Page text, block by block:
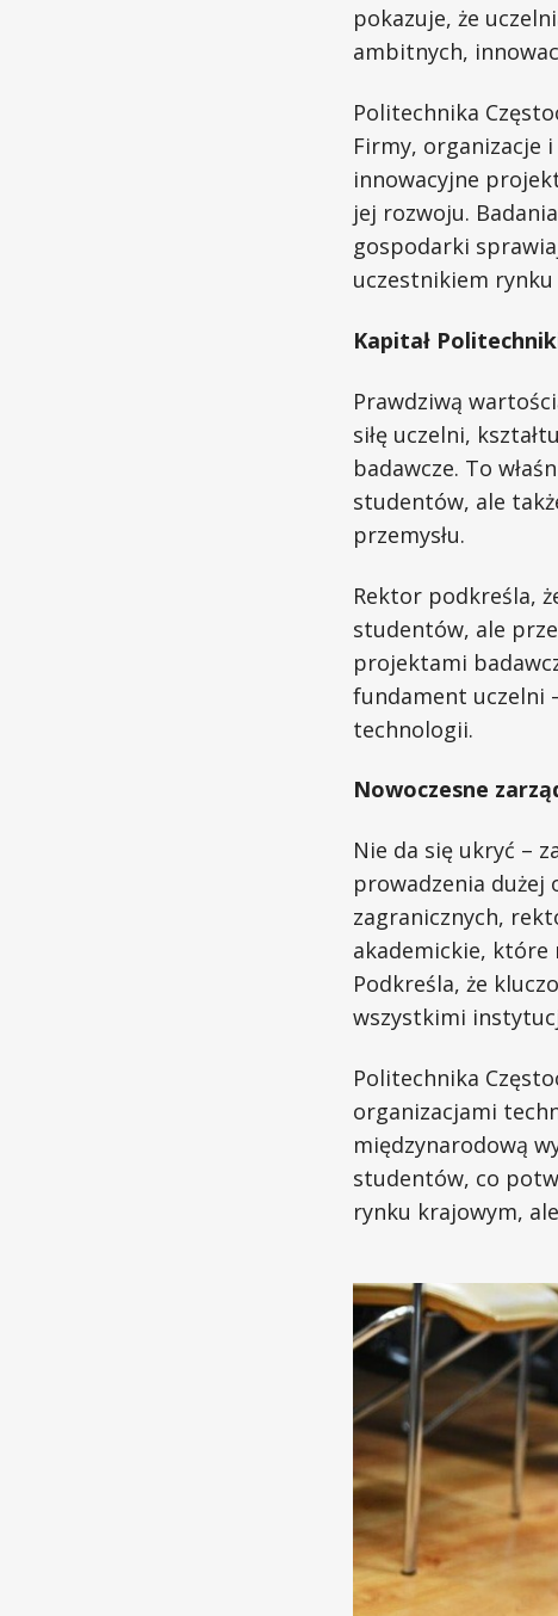
pokazuje, że
ambitnych,
Politechnika
Firmy, organizacje
innowacyjne
jej rozwoju.
gospodarki
uczestnikiem
Kapitał
Prawdziwą
siłę uczelni,
badawcze. To
studentów, ale
przemysłu.
Rektor podkreśla,
studentów, ale
projektami
fundament uczelni
technologii.
Nowoczesne
Nie da się ukryć –
prowadzenia dużej
zagranicznych,
akademickie, które
Podkreśla, że
wszystkimi
Politechnika
organizacjami
międzynarodową
studentów, co
rynku krajowym,